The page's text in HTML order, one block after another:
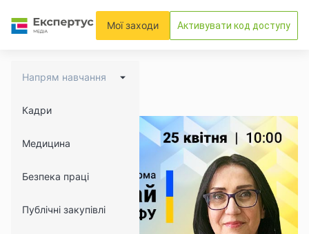
Мої заходи Активувати код доступу
Напрям навчання
Кадри
Медицина
Безпека праці
Публічні закупівлі